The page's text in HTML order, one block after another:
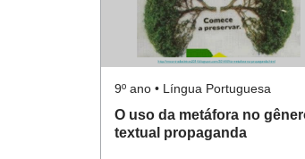
9º ano • Língua Portuguesa
O uso da metáfora no
textual propaganda